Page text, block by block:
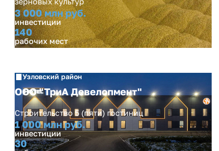
3 000 млн руб.
инвестиции
140
рабочих мест
Узловский район
ООО "ТриА Девелопмент"
Строительство 5 (пяти) гостиниц
1 000 млн руб.
инвестиции
30